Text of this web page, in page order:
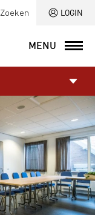
MENU
Zoeken LOGIN